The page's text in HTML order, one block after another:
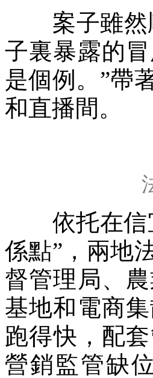
案子雖然
子裏暴露的
是個例。”帶
和直播間。
依托在信宜
係點”，兩地
督管理局、
基地和電商
跑得快，配
營銷監管缺